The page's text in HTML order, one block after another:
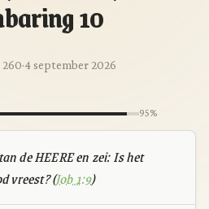
10
260·4 september 2026
95%
de HEERE en zei: Is het
vreest? (Job 1:9)